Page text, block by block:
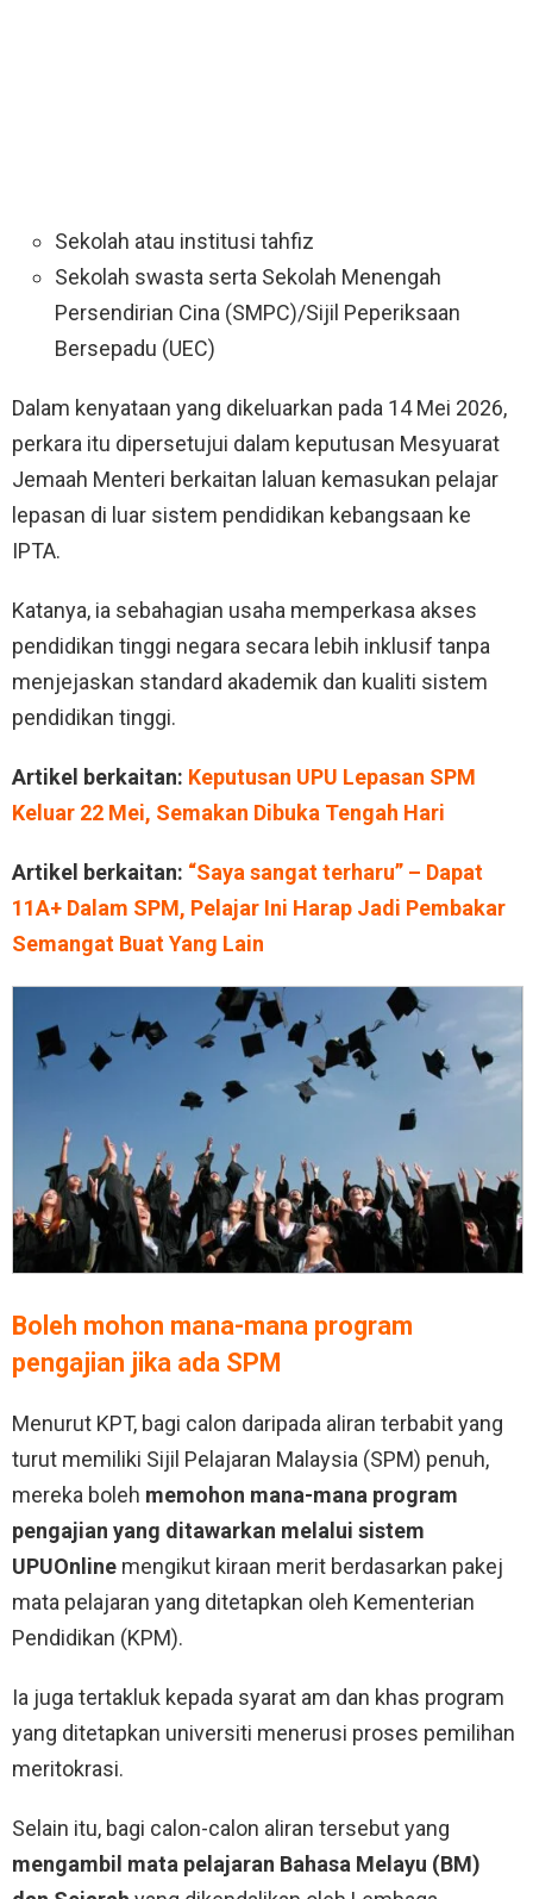
Sekolah atau institusi tahfiz
Sekolah swasta serta Sekolah Menengah
Persendirian Cina (SMPC)/Sijil Peperiksaan
Bersepadu (UEC)
Dalam kenyataan yang dikeluarkan pada 14 Mei 2026,
perkara itu dipersetujui dalam keputusan Mesyuarat
Jemaah Menteri berkaitan laluan kemasukan pelajar
lepasan di luar sistem pendidikan kebangsaan ke
IPTA.
Katanya, ia sebahagian usaha memperkasa akses
pendidikan tinggi negara secara lebih inklusif tanpa
menjejaskan standard akademik dan kualiti sistem
pendidikan tinggi.
Artikel berkaitan: Keputusan UPU Lepasan SPM
Keluar 22 Mei, Semakan Dibuka Tengah Hari
Artikel berkaitan: “Saya sangat terharu” – Dapat
11A+ Dalam SPM, Pelajar Ini Harap Jadi Pembakar
Semangat Buat Yang Lain
Boleh mohon mana-mana program
pengajian jika ada SPM
Menurut KPT, bagi calon daripada aliran terbabit yang
turut memiliki Sijil Pelajaran Malaysia (SPM) penuh,
mereka boleh memohon mana-mana program
pengajian yang ditawarkan melalui sistem
UPUOnline mengikut kiraan merit berdasarkan pakej
mata pelajaran yang ditetapkan oleh Kementerian
Pendidikan (KPM).
Ia juga tertakluk kepada syarat am dan khas program
yang ditetapkan universiti menerusi proses pemilihan
meritokrasi.
Selain itu, bagi calon-calon aliran tersebut yang
mengambil mata pelajaran Bahasa Melayu (BM)